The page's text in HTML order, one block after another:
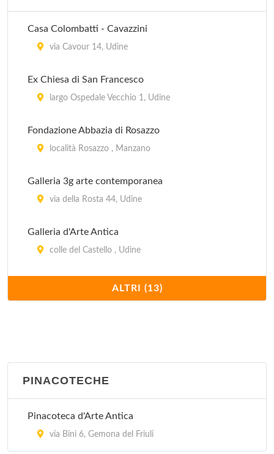
Casa Colombatti - Cavazzini
via Cavour 14, Udine
Ex Chiesa di San Francesco
largo Ospedale Vecchio 1, Udine
Fondazione Abbazia di Rosazzo
località Rosazzo , Manzano
Galleria 3g arte contemporanea
via della Rosta 44, Udine
Galleria d'Arte Antica
colle del Castello , Udine
via Valvason 11, Udine
GAMUD - Galleria d'Arte Moderna
Le Monelle Galleria Openspace
ALTRI (13)
PINACOTECHE
Pinacoteca d'Arte Antica
via Bini 6, Gemona del Friuli